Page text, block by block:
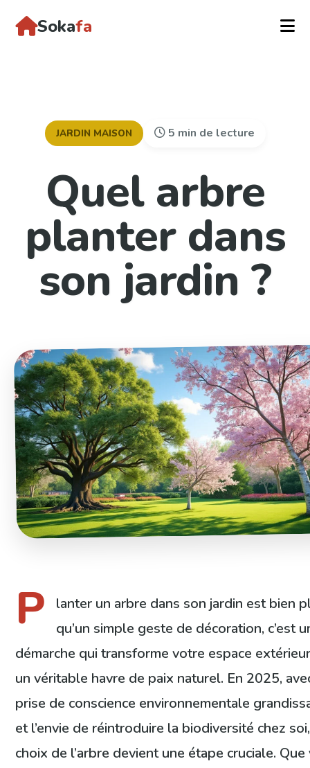
Sokafa
JARDIN MAISON 5 min de lecture
Quel arbre
planter dans
son jardin ?
P
lanter un arbre dans son jardin est bien
qu’un simple geste de décoration, c’est
démarche qui transforme votre espace
un véritable havre de paix naturel. En 2025,
prise de conscience environnementale
et l’envie de réintroduire la biodiversité chez
choix de l’arbre devient une étape cruciale.